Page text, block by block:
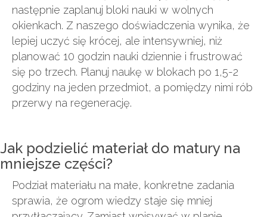
następnie zaplanuj bloki nauki w wolnych
okienkach. Z naszego doświadczenia wynika, że
lepiej uczyć się krócej, ale intensywniej, niż
planować 10 godzin nauki dziennie i frustrować
się po trzech. Planuj naukę w blokach po 1,5-2
godziny na jeden przedmiot, a pomiędzy nimi rób
przerwy na regenerację.
Jak podzielić materiał do matury na
mniejsze części?
Podział materiału na małe, konkretne zadania
sprawia, że ogrom wiedzy staje się mniej